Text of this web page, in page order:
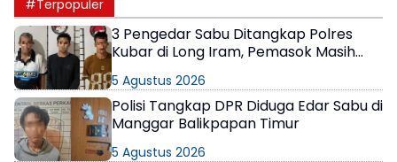
#Terpopuler
3 Pengedar Sabu Ditangkap Polres
Kubar di Long Iram, Pemasok Masih
5 Agustus 2026
Polisi Tangkap DPR Diduga Edar Sabu di
Manggar Balikpapan Timur
5 Agustus 2026